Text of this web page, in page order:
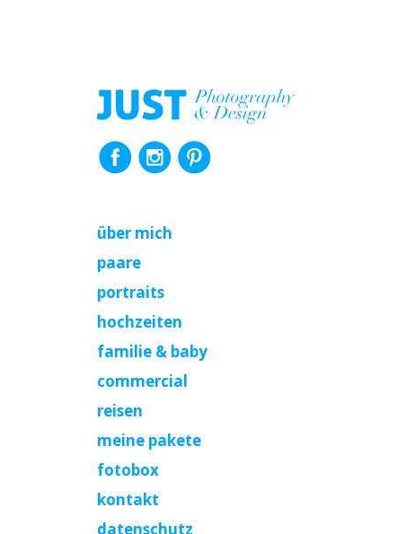
über mich
paare
portraits
hochzeiten
familie & baby
commercial
reisen
meine pakete
fotobox
kontakt
datenschutz